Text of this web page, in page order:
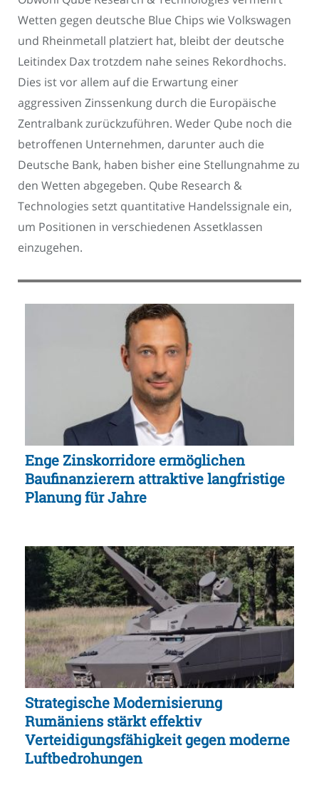
Wetten gegen deutsche Blue Chips wie Volkswagen
und Rheinmetall platziert hat, bleibt der deutsche
Leitindex Dax trotzdem nahe seines Rekordhochs.
Dies ist vor allem auf die Erwartung einer
aggressiven Zinssenkung durch die Europäische
Zentralbank zurückzuführen. Weder Qube noch die
betroffenen Unternehmen, darunter auch die
Deutsche Bank, haben bisher eine Stellungnahme zu
den Wetten abgegeben. Qube Research &
Technologies setzt quantitative Handelssignale ein,
um Positionen in verschiedenen Assetklassen
einzugehen.
Enge Zinskorridore ermöglichen
Baufinanzierern attraktive langfristige
Planung für Jahre
Strategische Modernisierung
Rumäniens stärkt effektiv
Verteidigungsfähigkeit gegen moderne
Luftbedrohungen